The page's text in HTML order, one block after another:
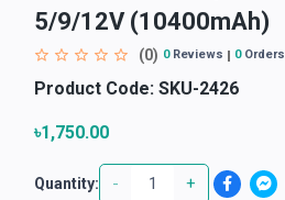
5/9/12V (10400mAh)
(0) 0Reviews 0Orders
Product Code: SKU-2426
৳1,750.00
Quantity: - +